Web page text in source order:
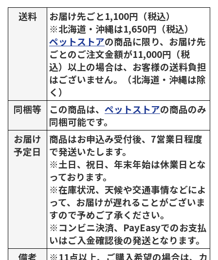
送料
お届け先ごと1,100円（税込）
※北海道・沖縄は1,650円（税込）
ペットストアの商品に限り、お届け先
ごとのご注文金額が11,000円（税
込）以上の場合は、お客様の送料負担
はございません。（北海道・沖縄は除
く）
同梱等
この商品は、 ペットストアの商品のみ
同梱可能です。
お届け
予定日
商品はお申込み受付後、7営業日程度
で発送いたします。
※土日、祝日、年末年始は休業日とな
っております。
※在庫状況、天候や交通事情などによ
って、お届けが遅れることがございま
すので予めご了承ください。
※コンビニ決済、PayEasyでのお支払
いはご入金確認後の発送となります。
備考
※11点以上、ご購入希望の場合は、カ